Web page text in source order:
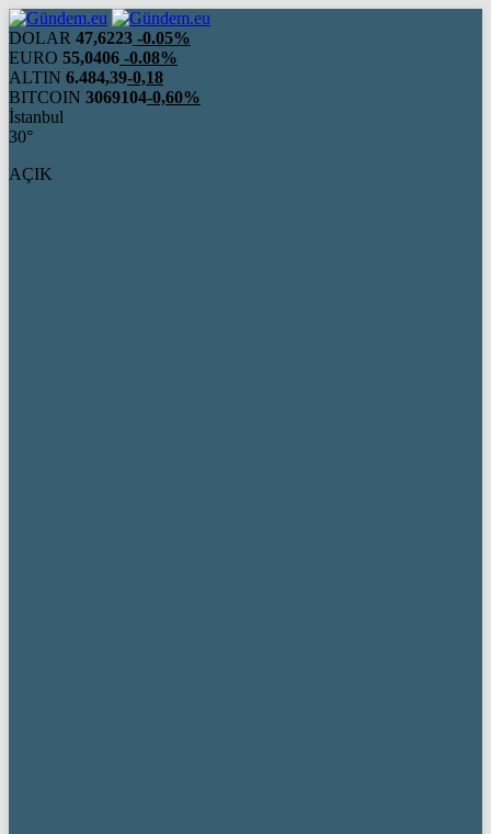
DOLAR 47,6223 -0.05%
EURO 55,0406 -0.08%
ALTIN 6.484,39-0,18
BITCOIN 3069104-0,60%
İstanbul
30°
AÇIK